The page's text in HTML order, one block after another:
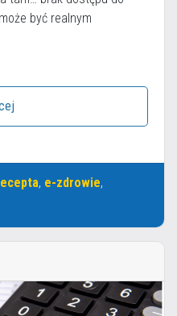
być realnym
, e-zdrowie,